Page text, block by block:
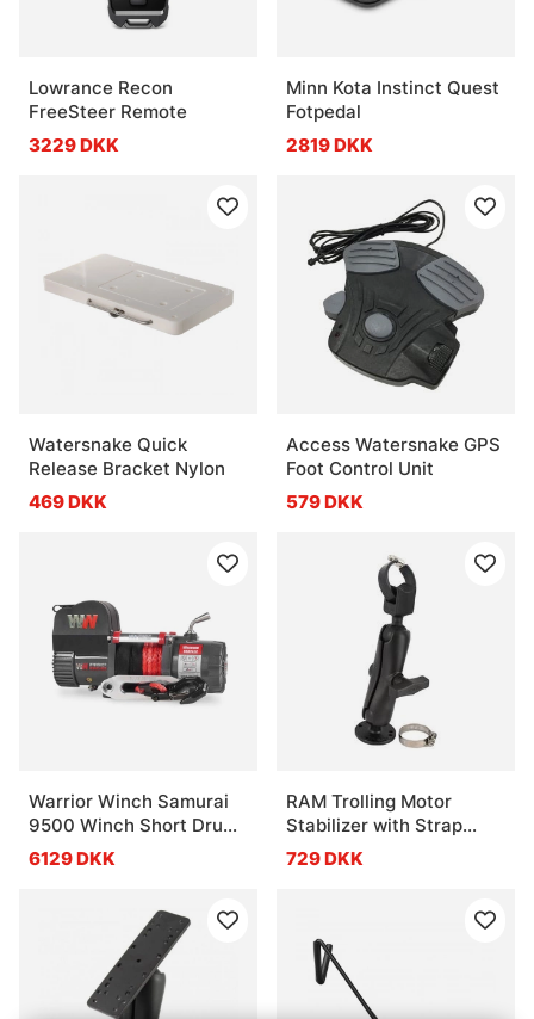
Lowrance Recon
FreeSteer Remote
3229 DKK
Minn Kota Instinct Quest
Fotpedal
2819 DKK
Watersnake Quick
Release Bracket Nylon
469 DKK
Access Watersnake GPS
Foot Control Unit
579 DKK
Warrior Winch Samurai
9500 Winch Short Drum
12V Synthetic Rope
6129 DKK
RAM Trolling Motor
Stabilizer with Strap
Hose Clamp
729 DKK